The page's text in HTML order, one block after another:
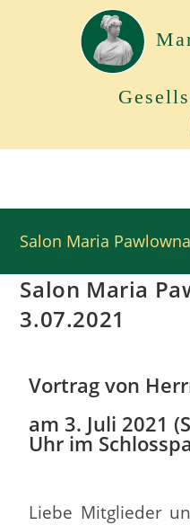
Salon Maria
Salon Maria
3.07.2021
Vortrag von
am 3. Juli 2021
Uhr im
Liebe Mitglieder